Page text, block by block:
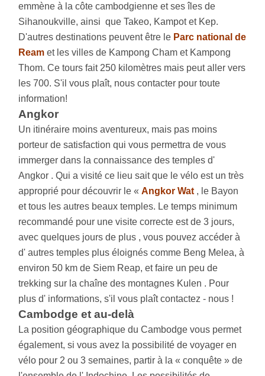
emmène à la côte cambodgienne et ses îles de
Sihanoukville, ainsi que Takeo, Kampot et Kep.
D'autres destinations peuvent être le Parc national de
Ream et les villes de Kampong Cham et Kampong
Thom. Ce tours fait 250 kilomètres mais peut aller vers
les 700. S'il vous plaît, nous contacter pour toute
information!
Angkor
Un itinéraire moins aventureux, mais pas moins
porteur de satisfaction qui vous permettra de vous
immerger dans la connaissance des temples d'
Angkor . Qui a visité ce lieu sait que le vélo est un très
approprié pour découvrir le «Angkor Wat , le Bayon
et tous les autres beaux temples. Le temps minimum
recommandé pour une visite correcte est de 3 jours,
avec quelques jours de plus , vous pouvez accéder à
d' autres temples plus éloignés comme Beng Melea, à
environ 50 km de Siem Reap, et faire un peu de
trekking sur la chaîne des montagnes Kulen . Pour
plus d' informations, s'il vous plaît contactez - nous !
Cambodge et au-delà
La position géographique du Cambodge vous permet
également, si vous avez la possibilité de voyager en
vélo pour 2 ou 3 semaines, partir à la « conquête » de